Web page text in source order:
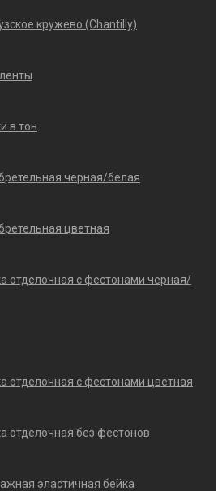
кружево (Chantilly)
в тон
черная/белая
цветная
отделочная с фестонами черная/
отделочная с фестонами цветная
отделочная без фестонов
эластичная бейка